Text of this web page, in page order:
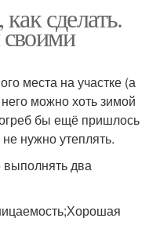
сделать.
места на участке (а
можно хоть зимой
бы ещё пришлось
нужно утеплять.
выполнять два